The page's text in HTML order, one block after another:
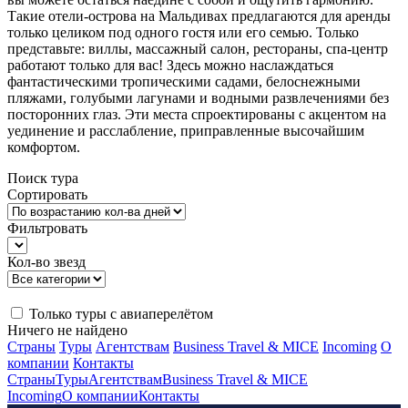
Такие отели-острова на Мальдивах предлагаются для аренды
только целиком под одного гостя или его семью. Только
представьте: виллы, массажный салон, рестораны, спа-центр
работают только для вас! Здесь можно наслаждаться
фантастическими тропическими садами, белоснежными
пляжами, голубыми лагунами и водными развлечениями без
посторонних глаз. Эти места спроектированы с акцентом на
уединение и расслабление, приправленные высочайшим
комфортом.
Поиск тура
Сортировать
Фильтровать
Кол-во звезд
Только туры с авиаперелётом
Ничего не найдено
Страны Туры Агентствам Business Travel & MICE Incoming О
компании Контакты
СтраныТурыАгентствамBusiness Travel & MICE
IncomingО компанииКонтакты